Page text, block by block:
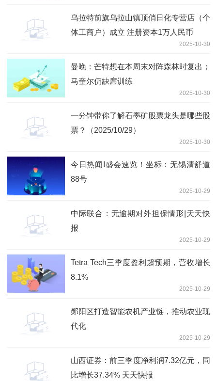
乌拉特前旗乌拉山镇顶俏日化专营店（个
体工商户）成立 注册资本1万人民币
2025-10-30
曼晚：芒特想在本周末对阵森林时复出；
马奎尔仍缺席训练
2025-10-30
一分钟带你了解石墨矿股票龙头是哪些股
票？（2025/10/29）
2025-10-30
今日热闻!盛会速览！坐标：无锡清舒道
88号
2025-10-29
中际联合：无逾期对外担保情形|天天快
报
2025-10-29
Tetra Tech三季度盈利超预期，营收增长
8.1%
2025-10-29
郧阳区打造智能农机产业链，推动农业现
代化
2025-10-29
山西证券：前三季度净利润7.32亿元，同
比增长37.34% 天天快报